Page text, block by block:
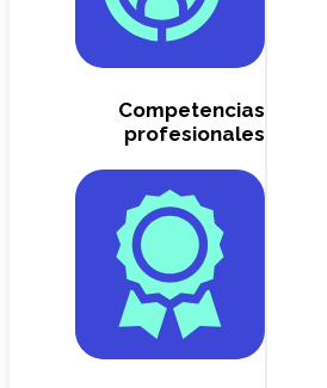
Competencias
profesionales